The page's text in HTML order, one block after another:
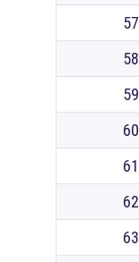
57
58
59
60
61
62
63